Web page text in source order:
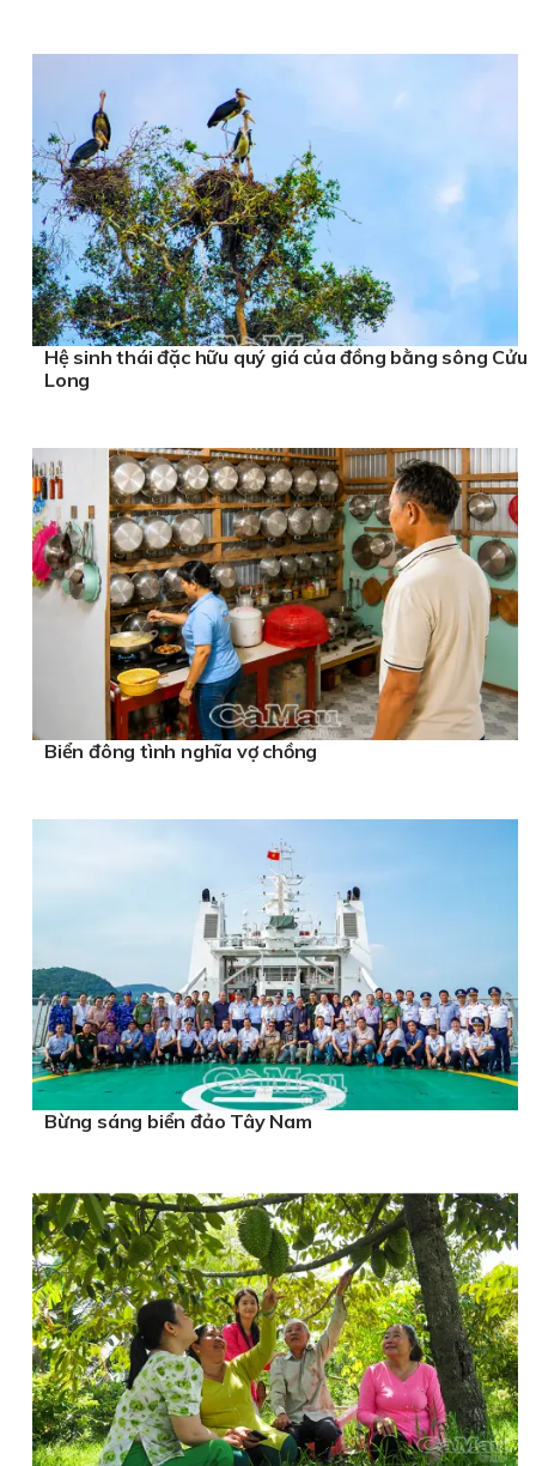
Hệ sinh thái đặc hữu quý giá của đồng bằng sông Cửu
Long
Biển đông tình nghĩa vợ chồng
Bừng sáng biển đảo Tây Nam